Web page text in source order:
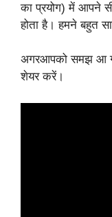
का प्रयोग) में आपने
होता है। हमने बहुत
अगरआपको समझ आ
शेयर करें।